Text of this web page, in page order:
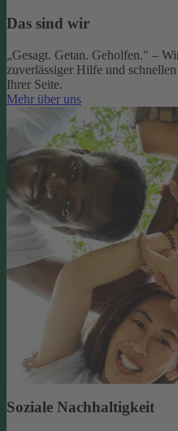
Das sind wir
„Gesagt. Getan. Geholfen." –
zuverlässiger Hilfe und
Ihrer Seite.
Mehr über uns
Soziale Nachhaltigkeit